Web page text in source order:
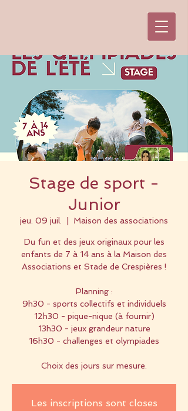
Stage de sport -
Junior
jeu. 09 juil. Maison des associations
Du fun et des jeux originaux pour les
enfants de 7 à 14 ans à la Maison des
Associations et Stade de Crespières !
Planning :
9h30 - sports collectifs et individuels
12h30 - pique-nique (à fournir)
13h30 - jeux grandeur nature
16h30 - challenges et olympiades
Choix des jours sur mesure.
Les inscriptions sont closes